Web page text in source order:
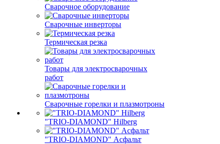
Сварочное оборудование
Сварочные инверторы
Термическая резка
Товары для электросварочных
работ
Сварочные горелки и плазмотроны
"TRIO-DIAMOND" Hilberg
"TRIO-DIAMOND" Асфальт